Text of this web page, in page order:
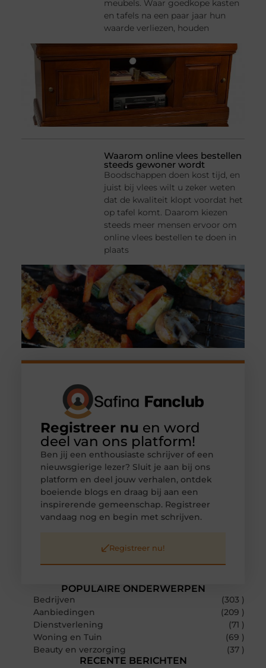
meubels. Waar goedkope kasten
en tafels na een paar jaar hun
waarde verliezen, houden
Waarom online vlees bestellen
steeds gewoner wordt
Boodschappen doen kost tijd, en
juist bij vlees wilt u zeker weten
dat de kwaliteit klopt voordat het
op tafel komt. Daarom kiezen
steeds meer mensen ervoor om
online vlees bestellen te doen in
plaats
POPULAIRE ONDERWERPEN
Bedrijven
(303 )
Aanbiedingen
(209 )
Dienstverlening
(71 )
Woning en Tuin
(69 )
Beauty en verzorging
(37 )
RECENTE BERICHTEN
Registreer nu en word
deel van ons platform!
Ben jij een enthousiaste schrijver of een
nieuwsgierige lezer? Sluit je aan bij ons
platform en deel jouw verhalen, ontdek
boeiende blogs en draag bij aan een
inspirerende gemeenschap. Registreer
vandaag nog en begin met schrijven.
Registreer nu!